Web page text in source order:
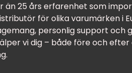
än 25 års erfarenhet som
för olika varumärken i
personlig support och
vi dig – både före och efter